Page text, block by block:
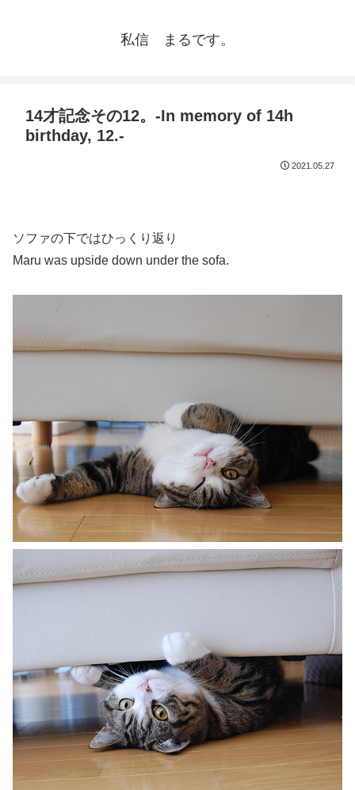
私信 まるです。
14才記念その12。-In memory of 14h
birthday, 12.-
2021.05.27
ソファの下ではひっくり返り
Maru was upside down under the sofa.